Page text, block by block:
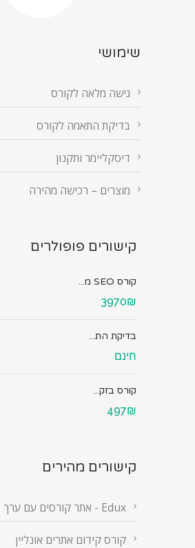
שימושי
גישה מלאה לקורס
בדיקת התאמה לקורס
דיסקליימר ותקנון
מוצרים – רכישה מהירה
קישורים פופולרים
קורס SEO מ...
3970₪
בדיקת הת...
חינם
קורס בזק...
497₪
קישורים מהירים
Edux - אתר קורסים עם ערך
קורס קידום אתרים אונליין